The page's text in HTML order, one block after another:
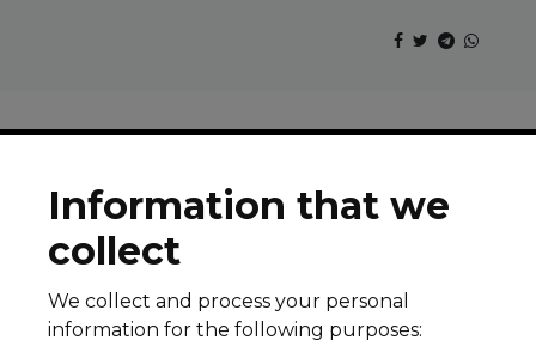
© 2026 All rights reserved
Legal notice
Cookie Policy
Privacy Policy
Subscribe to our newsletter
Information that we
collect
We collect and process your personal
information for the following purposes: